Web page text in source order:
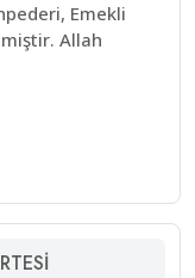
Emekli
Allah